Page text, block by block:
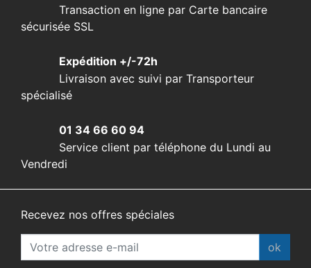
Transaction en ligne par Carte bancaire
sécurisée SSL
Expédition +/-72h
Livraison avec suivi par Transporteur
spécialisé
01 34 66 60 94
Service client par téléphone du Lundi au
Vendredi
Recevez nos offres spéciales
ok